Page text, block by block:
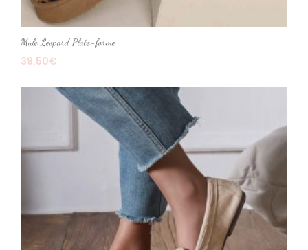
Mule Léopard Plate-forme
39.50€